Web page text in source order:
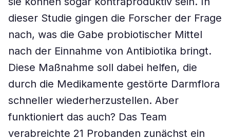
dieser Studie gingen die Forscher der Frage
nach, was die Gabe probiotischer Mittel
nach der Einnahme von Antibiotika bringt.
Diese Maßnahme soll dabei helfen, die
durch die Medikamente gestörte Darmflora
schneller wiederherzustellen. Aber
funktioniert das auch? Das Team
verabreichte 21 Probanden zunächst ein